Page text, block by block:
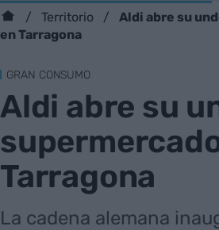
Territorio
Aldi abre su
en Tarragona
GRAN CONSUMO
Aldi abre su
Tarragona
La cadena alemana